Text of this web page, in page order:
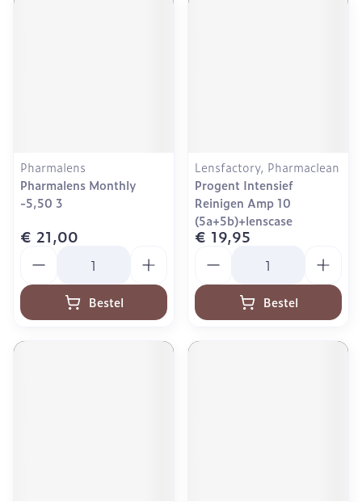
Pharmalens
Pharmalens Monthly
-5,50 3
€ 21,00
Bestel
Lensfactory, Pharmaclean
Progent Intensief
Reinigen Amp 10
(5a+5b)+lenscase
€ 19,95
Bestel